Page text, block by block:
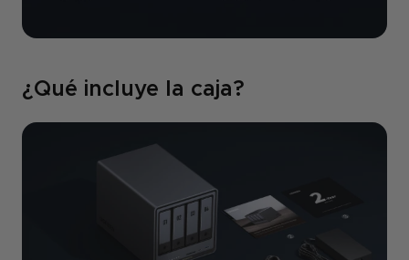
¿Qué incluye la caja?